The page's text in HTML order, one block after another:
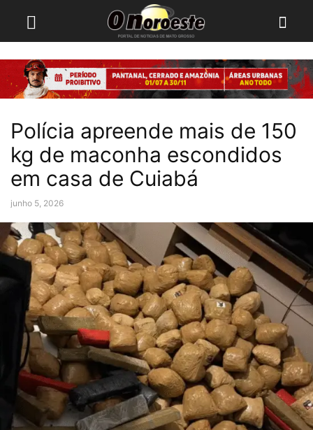
Polícia apreende mais de 150
kg de maconha escondidos
em casa de Cuiabá
junho 5, 2026